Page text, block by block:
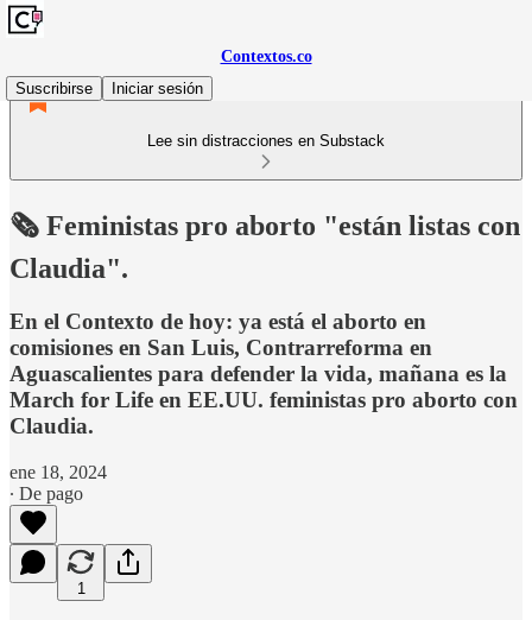
Contextos.co
Suscribirse
Iniciar sesión
Lee sin distracciones en Substack
🗞️ Feministas pro aborto "están listas con
Claudia".
En el Contexto de hoy: ya está el aborto en
comisiones en San Luis, Contrarreforma en
Aguascalientes para defender la vida, mañana es la
March for Life en EE.UU. feministas pro aborto con
Claudia.
ene 18, 2024
∙ De pago
1